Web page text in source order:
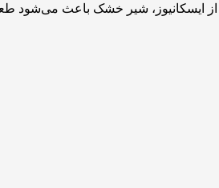
ایسکانیوز، شیر خشک باعث می‌شود